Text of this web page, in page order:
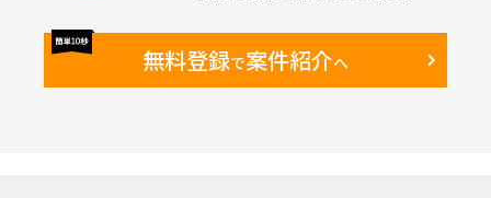
無料登録で案件紹介へ